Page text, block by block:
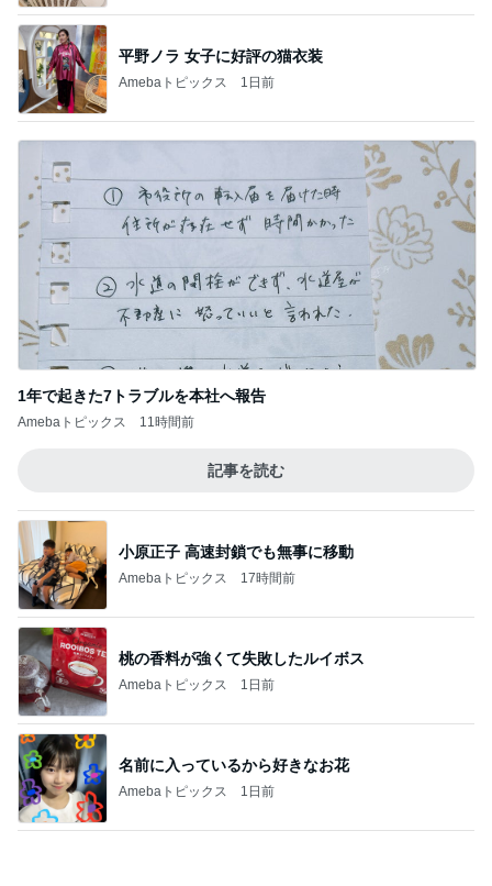
平野ノラ 女子に好評の猫衣装
Amebaトピックス 1日前
1年で起きた7トラブルを本社へ報告
Amebaトピックス 11時間前
記事を読む
小原正子 高速封鎖でも無事に移動
Amebaトピックス 17時間前
桃の香料が強くて失敗したルイボス
Amebaトピックス 1日前
名前に入っているから好きなお花
Amebaトピックス 1日前